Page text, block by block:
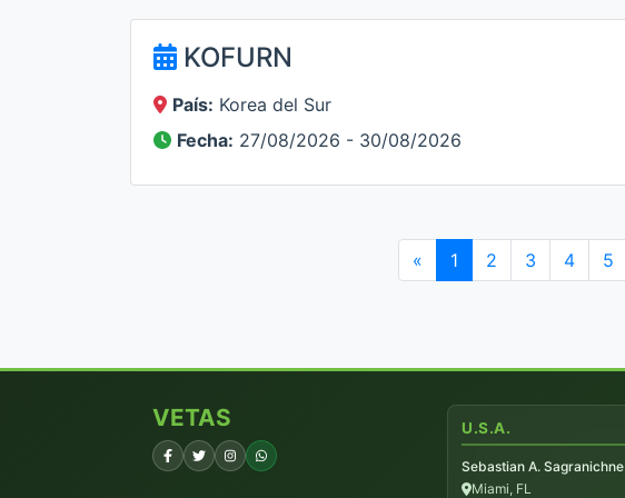
KOFURN
País: Korea del Sur
Fecha: 27/08/2026 - 30/08/2026
« 1 2 3 4 5
VETAS U.S.A.
Sebastian A. Sagranichne
Miami, FL